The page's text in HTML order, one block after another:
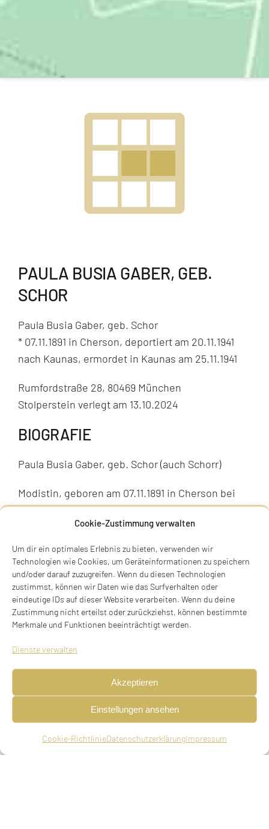
Cookie-Zustimmung verwalten
Um dir ein optimales Erlebnis zu bieten, verwenden wir
Technologien wie Cookies, um Geräteinformationen zu speichern
und/oder darauf zuzugreifen. Wenn du diesen Technologien
zustimmst, können wir Daten wie das Surfverhalten oder
eindeutige IDs auf dieser Website verarbeiten. Wenn du deine
Zustimmung nicht erteilst oder zurückziehst, können bestimmte
Merkmale und Funktionen beeinträchtigt werden.
Dienste verwalten
Akzeptieren
Einstellungen ansehen
Cookie-RichtlinieDatenschutzerklärungImpressum
PAULA BUSIA GABER, GEB.
SCHOR
Paula Busia Gaber, geb. Schor
* 07.11.1891 in Cherson, deportiert am 20.11.1941
nach Kaunas, ermordet in Kaunas am 25.11.1941
Rumfordstraße 28, 80469 München
Stolperstein verlegt am 13.10.2024
BIOGRAFIE
Paula Busia Gaber, geb. Schor (auch Schorr)
Modistin, geboren am 07.11.1891 in Cherson bei
Odessa, verwitwet, deportiert am 20.11.1941 aus
München nach Kaunas, ermordet am 25.11.1941 in
Kaunas (05. Kislev 5702)
Eltern
Jakob Schor(r), Juwelier, Goldschmied in
München, Ida (Edel), geb. Potak (Bodack)
Hirsch Georg, geboren am 06.09.1887 in Cherson
Ida Rivka Schorr, geboren am 05.01.1889 in
27.05.1896 in Cherson
Ethel Bruck, geboren am 11.01.1900 in Cherson,